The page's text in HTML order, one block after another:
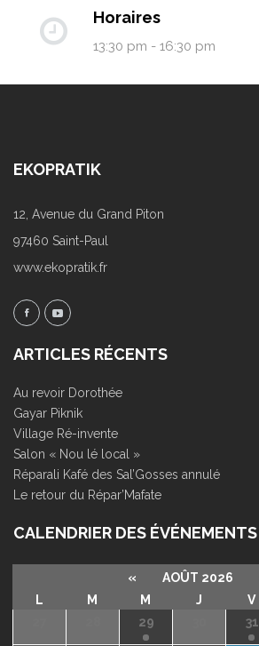
Horaires
13:30 pm - 16:30 pm
EKOPRATIK
12, Avenue du Grand Piton
97460 Saint-Paul
www.ekopratik.fr
ARTICLES RÉCENTS
Au revoir Dorothée
Gayar Piknik
Village Ré-invente
Salon « Nou lé local »
Réparali Kafé des Sal’Gosses annulé
Le retour du Répar’Mafate
CALENDRIER DES ÉVÉNEMENTS
« AOÛT 2026
L
M M J V
29 31